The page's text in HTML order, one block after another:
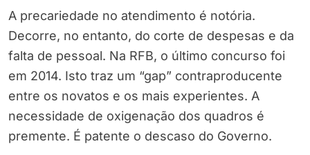
A precariedade no atendimento é notória.
Decorre, no entanto, do corte de despesas e da
falta de pessoal. Na RFB, o último concurso foi
em 2014. Isto traz um “gap” contraproducente
entre os novatos e os mais experientes. A
necessidade de oxigenação dos quadros é
premente. É patente o descaso do Governo.